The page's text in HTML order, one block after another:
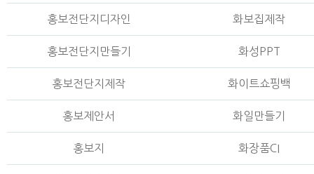
홍보전단지디자인 화보집제작
홍보전단지만들기 화성PPT
홍보전단지제작 화이트쇼핑백
홍보제안서 화일만들기
홍보지 화장품CI